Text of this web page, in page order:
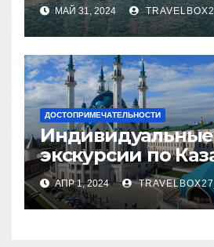
МАЙ 31, 2024
ДОСТОПРИМЕЧАТЕЛЬНОСТИ
Индивидуальные
экскурсии по
откройте город
стороны
АПР 1, 2024 TRAVELBOX27_